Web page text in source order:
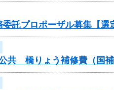
託プロポーザル募集【選
共 橋りょう補修費（国